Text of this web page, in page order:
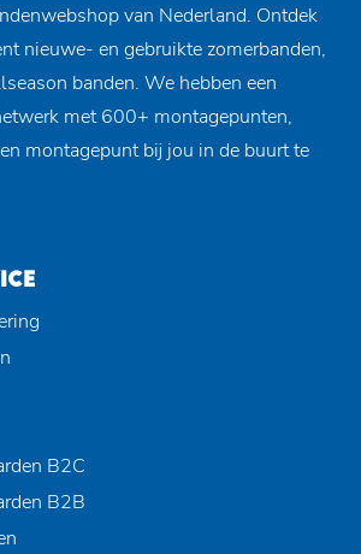
van Nederland. Ontdek
nieuwe- en gebruikte zomerbanden,
banden. We hebben een
met 600+ montagepunten,
montagepunt bij jou in de buurt te
B2C
B2B